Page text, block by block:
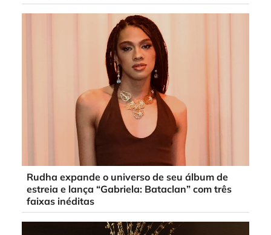
Rudha expande o universo de seu álbum de
estreia e lança “Gabriela: Bataclan” com três
faixas inéditas